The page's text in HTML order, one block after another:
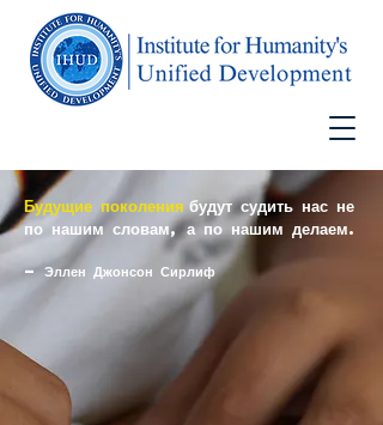
Будущие поколения будут судить нас не
по нашим словам, а по нашим делаем.
— Эллен Джонсон Сирлиф